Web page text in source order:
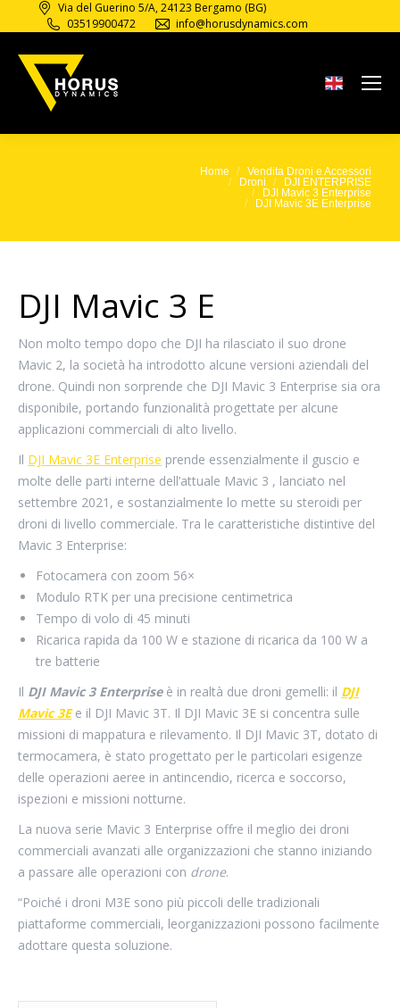
Via del Guerino 5/A, 24123 Bergamo (BG)
03519900472
info@horusdynamics.com
Tu sei qui:Home
Vendita Droni e Accessori
Droni
DJI ENTERPRISE
DJI Mavic 3 Enterprise
DJI Mavic 3E Enterprise
DJI Mavic 3 E
Non molto tempo dopo che DJI ha rilasciato il suo drone
Mavic 2, la società ha introdotto alcune versioni aziendali del
drone. Quindi non sorprende che DJI Mavic 3 Enterprise sia ora
disponibile, portando funzionalità progettate per alcune
applicazioni commerciali di alto livello.
Il DJI Mavic 3E Enterprise prende essenzialmente il guscio e
molte delle parti interne dell’attuale Mavic 3 , lanciato nel
settembre 2021, e sostanzialmente lo mette su steroidi per
droni di livello commerciale. Tra le caratteristiche distintive del
Mavic 3 Enterprise:
Fotocamera con zoom 56×
Modulo RTK per una precisione centimetrica
Tempo di volo di 45 minuti
Ricarica rapida da 100 W e stazione di ricarica da 100 W a
tre batterie
Il DJI Mavic 3 Enterpriseè in realtà due droni gemelli: il DJI
Mavic 3Ee il DJI Mavic 3T. Il DJI Mavic 3E si concentra sulle
missioni di mappatura e rilevamento. Il DJI Mavic 3T, dotato di
termocamera, è stato progettato per le particolari esigenze
delle operazioni aeree in antincendio, ricerca e soccorso,
ispezioni e missioni notturne.
La nuova serie Mavic 3 Enterprise offre il meglio dei droni
commerciali avanzati alle organizzazioni che stanno iniziando
a passare alle operazioni con drone.
“Poiché i droni M3E sono più piccoli delle tradizionali
piattaforme commerciali, leorganizzazioni possono facilmente
adottare questa soluzione.